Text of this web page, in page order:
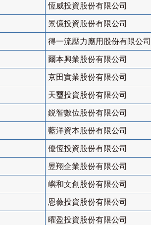
恆威投資股份有限公司
景億投資股份有限公司
得一流壓力應用股份有限公司
爾本興業股份有限公司
京田實業股份有限公司
天璽投資股份有限公司
鋭智數位股份有限公司
藍洋資本股份有限公司
優恆投資股份有限公司
昱翔企業股份有限公司
嶼和文創股份有限公司
恩薇投資股份有限公司
曜盈投資股份有限公司